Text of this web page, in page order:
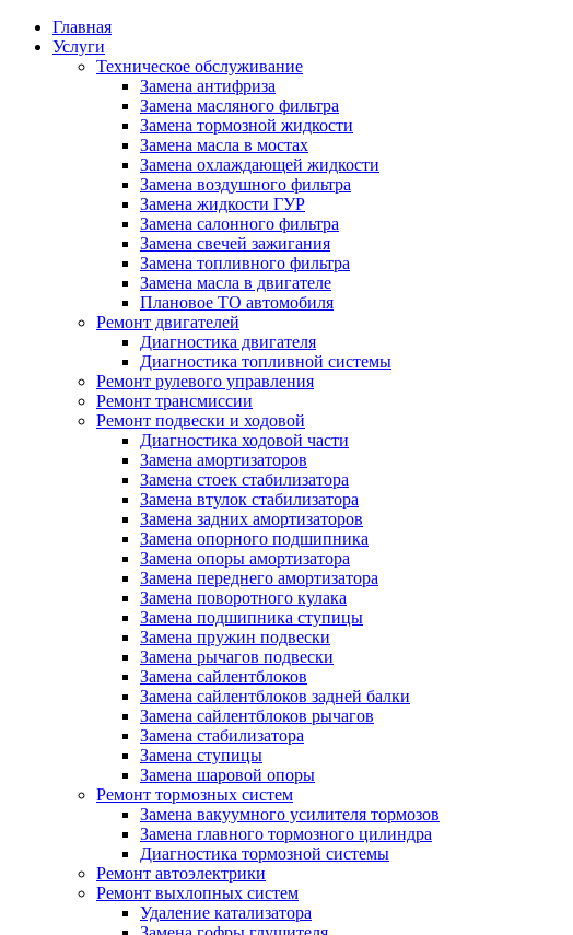
Главная
Услуги
Техническое обслуживание
Замена антифриза
Замена масляного фильтра
Замена тормозной жидкости
Замена масла в мостах
Замена охлаждающей жидкости
Замена воздушного фильтра
Замена жидкости ГУР
Замена салонного фильтра
Замена свечей зажигания
Замена топливного фильтра
Замена масла в двигателе
Плановое ТО автомобиля
Ремонт двигателей
Диагностика двигателя
Диагностика топливной системы
Ремонт рулевого управления
Ремонт трансмиссии
Ремонт подвески и ходовой
Диагностика ходовой части
Замена амортизаторов
Замена стоек стабилизатора
Замена втулок стабилизатора
Замена задних амортизаторов
Замена опорного подшипника
Замена опоры амортизатора
Замена переднего амортизатора
Замена поворотного кулака
Замена подшипника ступицы
Замена пружин подвески
Замена рычагов подвески
Замена сайлентблоков
Замена сайлентблоков задней балки
Замена сайлентблоков рычагов
Замена стабилизатора
Замена ступицы
Замена шаровой опоры
Ремонт тормозных систем
Замена вакуумного усилителя тормозов
Замена главного тормозного цилиндра
Диагностика тормозной системы
Ремонт автоэлектрики
Ремонт выхлопных систем
Удаление катализатора